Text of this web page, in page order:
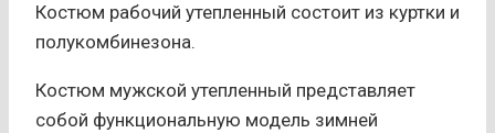
Костюм рабочий утепленный состоит из куртки и
полукомбинезона.
Костюм мужской утепленный представляет
собой функциональную модель зимней